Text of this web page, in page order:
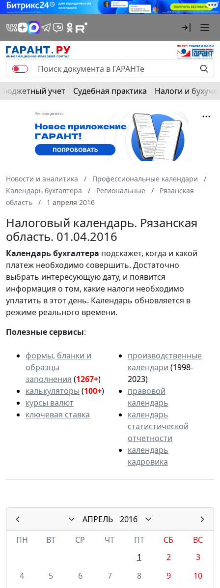
Бюджетный учет Судебная практика Налоги и
Новости и аналитика
Профессиональные календари
Календарь бухгалтера
Региональные
Рязанская
область
1 апреля 2016
Налоговый календарь. Рязанская
область. 01.04.2016
Календарьбухгалтера подскажет, когда и какой
платеж необходимо совершить. Достаточно
выбрать интересующую дату, и появится
информация о том, какие налоги необходимо
уплатить в этот день. Календарь обновляется в
режиме реального времени.
Полезные сервисы:
формы, бланки и
образцы
заполнения (1267+)
калькуляторы (100+)
курсы валют
ключевая ставка
производственные
календари (1998-
2023)
правовой
календарь
календарь
статистической
отчетности
календарь
кадровика
АПРЕЛЬ
2016
ПН
ВТ СР ЧТ ПТ СБ
ВС
1
2
3
4
5 6 7 8 9
10